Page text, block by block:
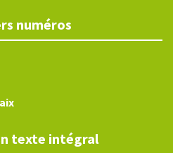
numéros
texte intégral